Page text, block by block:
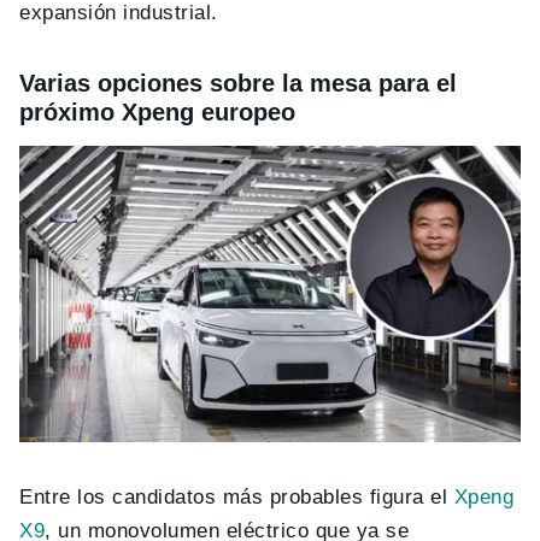
expansión industrial.
Varias opciones sobre la mesa para el
próximo Xpeng europeo
Entre los candidatos más probables figura el Xpeng
X9, un monovolumen eléctrico que ya se